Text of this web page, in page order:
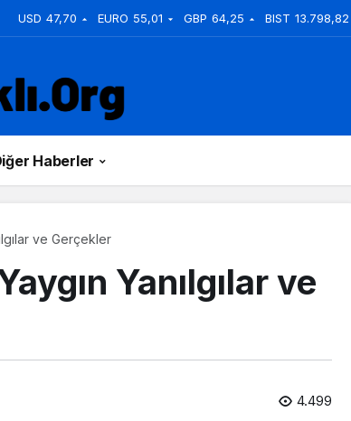
USD 47,70 EURO 55,01 GBP 64,25 BIST 13.798,82
Haberler
ve Gerçekler
Yanılgılar ve
4.499